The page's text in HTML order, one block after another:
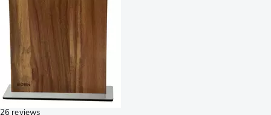
26 reviews